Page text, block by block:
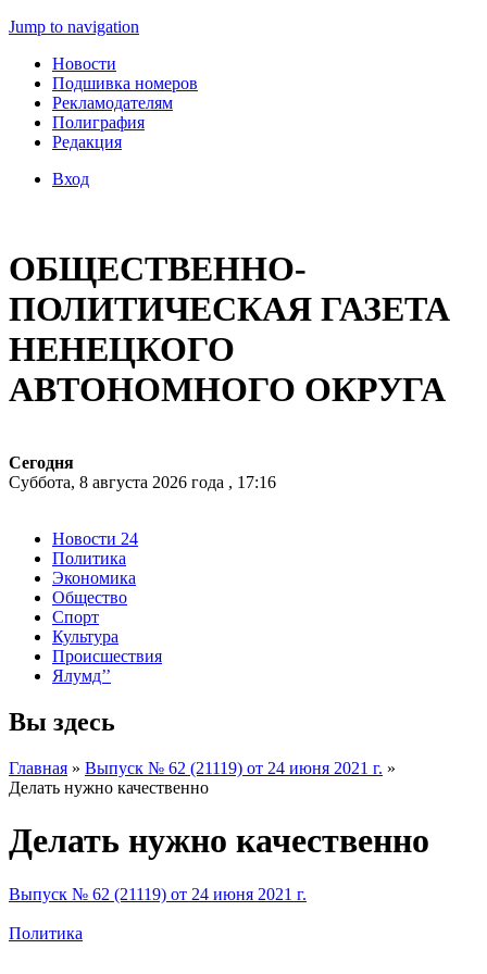
Jump to navigation
Новости
Подшивка номеров
Рекламодателям
Полиграфия
Редакция
Вход
ОБЩЕСТВЕННО-
ПОЛИТИЧЕСКАЯ ГАЗЕТА
НЕНЕЦКОГО
АВТОНОМНОГО ОКРУГА
Сегодня
Суббота, 8 августа 2026 года , 17:16
Новости 24
Политика
Экономика
Общество
Спорт
Культура
Происшествия
Ялумд’’
Вы здесь
Главная » Выпуск № 62 (21119) от 24 июня 2021 г. »
Делать нужно качественно
Делать нужно качественно
Выпуск № 62 (21119) от 24 июня 2021 г.
Политика